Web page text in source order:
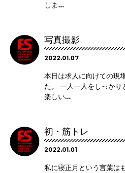
しま...
写真撮影
2022.01.07
本日は求人に向けての現
た。 一人一人をしっか
楽しい...
初・筋トレ
2022.01.01
私に寝正月という言葉は